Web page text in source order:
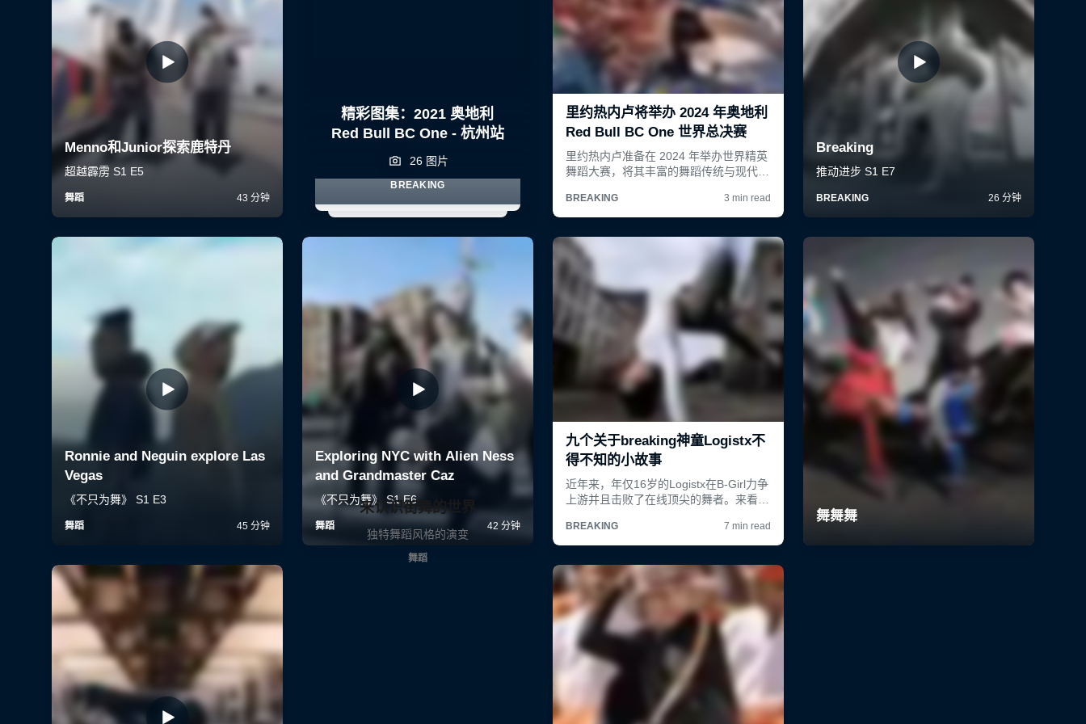
精彩图集：2021 奥地利
Red Bull BC One - 杭州站
26 图片
BREAKING
来认识街舞的世界
独特舞蹈风格的演变
舞蹈